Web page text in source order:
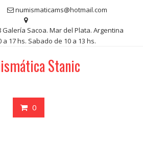
numismaticams@hotmail.com
Galería Sacoa. Mar del Plata. Argentina
a 17 hs. Sabado de 10 a 13 hs.
Stanic
0